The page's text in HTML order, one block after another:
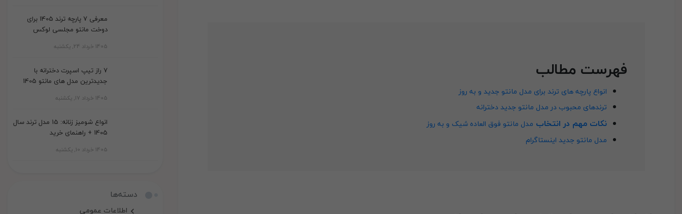
فهرست مطالب
انواع پارچه های ترند برای مدل مانتو جدید و به روز
ترندهای محبوب در مدل مانتو جدید دخترانه
نکات مهم در انتخاب مدل مانتو فوق العاده شیک و به روز
مدل مانتو جدید اینستاگرام
معرفی 7 پارچه ترند 1405 برای
دوخت مانتو مجلسی لوکس
1405 خرداد 24, یکشنبه
7 راز تیپ اسپرت دخترانه با
جدیدترین مدل های مانتو 1405
1405 خرداد 17, یکشنبه
انواع شومیز زنانه: 15 مدل ترند سال
1405 + راهنمای خرید
1405 خرداد 10, یکشنبه
دسته‌ها
اطلاعات عمومی